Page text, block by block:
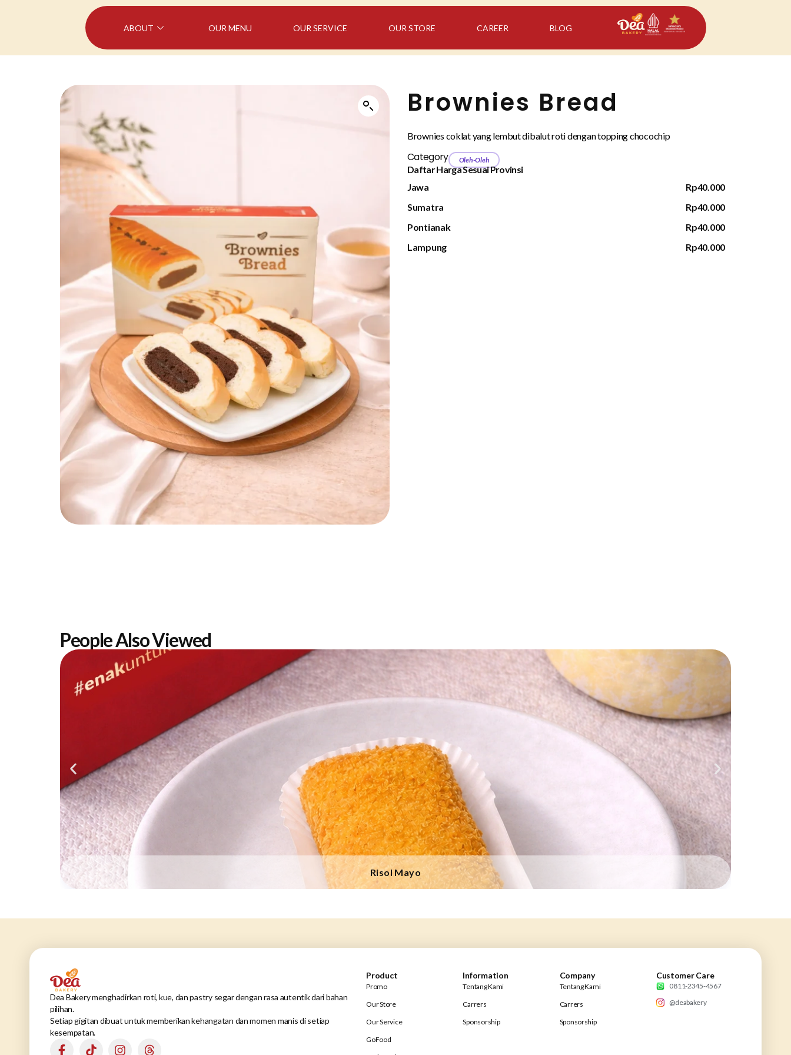
ABOUT OUR MENU OUR SERVICE OUR STORE CAREER BLOG
Brownies Bread
Brownies coklat yang lembut dibalut roti dengan topping chocochip
Category Oleh-Oleh
Daftar Harga Sesuai Provinsi
Jawa
Rp40.000
Sumatra
Rp40.000
Pontianak
Rp40.000
Lampung
Rp40.000
People Also Viewed
Risol Mayo
Dea Bakery menghadirkan roti, kue, dan pastry segar dengan rasa autentik dari bahan
pilihan.
Setiap gigitan dibuat untuk memberikan kehangatan dan momen manis di setiap
kesempatan.
Product
Promo
Our Store
Our Service
GoFood
Information
Tentang Kami
Carrers
Sponsorship
Company
Tentang Kami
Carrers
Sponsorship
Customer Care
0811-2345-4567
@deabakery